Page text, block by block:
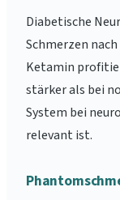
Diabetische
Schmerzen
Ketamin
stärker als bei
System bei
relevant ist.